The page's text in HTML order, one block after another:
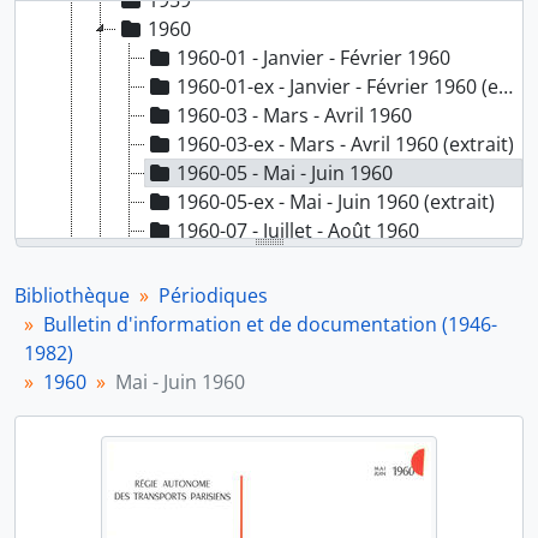
1960
1960-01 - Janvier - Février 1960
1960-01-ex - Janvier - Février 1960 (extrait)
1960-03 - Mars - Avril 1960
1960-03-ex - Mars - Avril 1960 (extrait)
1960-05 - Mai - Juin 1960
1960-05-ex - Mai - Juin 1960 (extrait)
1960-07 - Juillet - Août 1960
1960-09 - Septembre - Octobre 1960
1960-09-ex - Septembre - Octobre 1960 (extrait)
1961
1963
1965
Bibliothèque
Périodiques
Bulletin d'information et de documentation (1946-
1982)
1960
Mai - Juin 1960